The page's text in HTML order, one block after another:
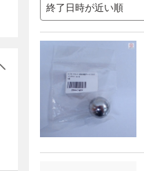
終了日時が近い順